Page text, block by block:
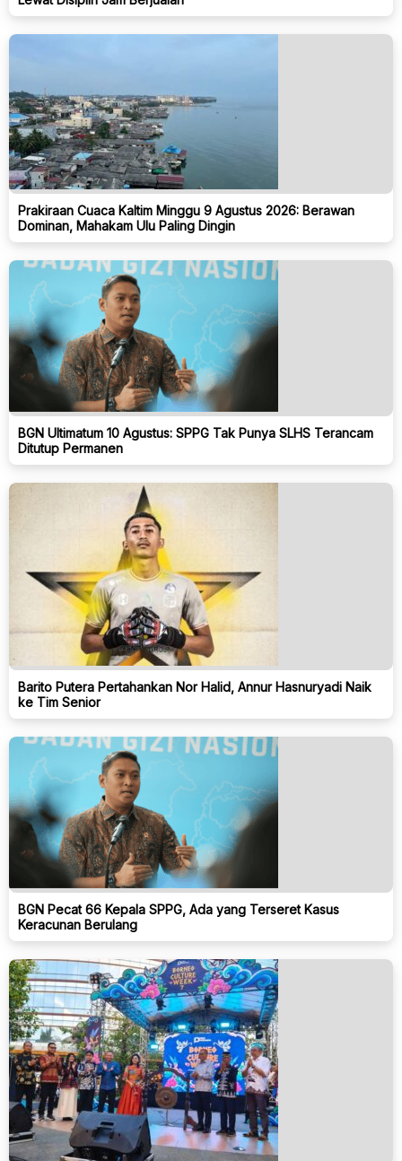
Prakiraan Cuaca Kaltim Minggu 9 Agustus 2026: Berawan
Dominan, Mahakam Ulu Paling Dingin
BGN Ultimatum 10 Agustus: SPPG Tak Punya SLHS Terancam
Ditutup Permanen
Barito Putera Pertahankan Nor Halid, Annur Hasnuryadi Naik
ke Tim Senior
BGN Pecat 66 Kepala SPPG, Ada yang Terseret Kasus
Keracunan Berulang